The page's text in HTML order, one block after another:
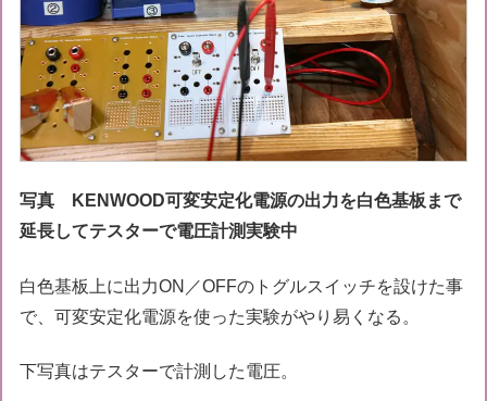
写真 KENWOOD可変安定化電源の出力を白色基板まで
延長してテスターで電圧計測実験中
白色基板上に出力ON／OFFのトグルスイッチを設けた事
で、可変安定化電源を使った実験がやり易くなる。
下写真はテスターで計測した電圧。